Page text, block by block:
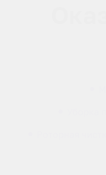
Уборка
Роторная